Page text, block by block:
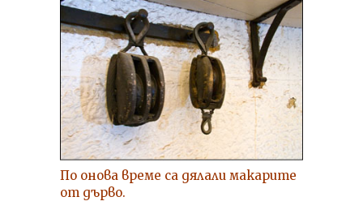
По онова време са дялали макарите
от дърво.